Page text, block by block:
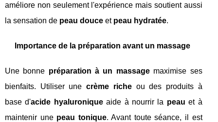
améliore non seulement l'expérience mais soutient aussi
la sensation de peau douce et peau hydratée.
Importance de la préparation avant un massage
Une bonne préparation à un massagemaximise ses
bienfaits. Utiliser unecrème richeou des produits à
base d'acide hyaluroniqueaide à nourrir la peau et à
maintenir une peau tonique. Avant toute séance, il est